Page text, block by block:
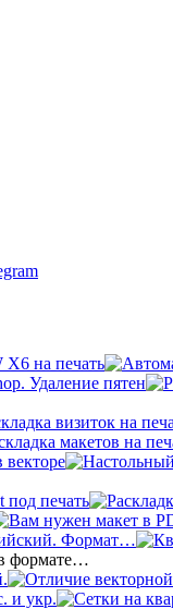
X6 на печать
Удаление пятен
под печать
Формат…
в формате…
и укр.